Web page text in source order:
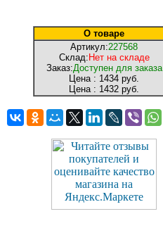
О товаре
Артикул:227568
Склад: Нет на складе
Заказ:Доступен для заказа
Цена : 1434 руб.
Цена : 1432 руб.